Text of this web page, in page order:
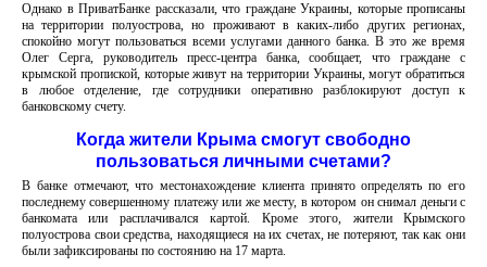
Однако в ПриватБанке рассказали, что граждане Украины, которые прописаны
на территории полуострова, но проживают в каких-либо других регионах,
спокойно могут пользоваться всеми услугами данного банка. В это же время
Олег Серга, руководитель пресс-центра банка, сообщает, что граждане с
крымской пропиской, которые живут на территории Украины, могут обратиться
в любое отделение, где сотрудники оперативно разблокируют доступ к
банковскому счету.
Когда жители Крыма смогут свободно
пользоваться личными счетами?
В банке отмечают, что местонахождение клиента принято определять по его
последнему совершенному платежу или же месту, в котором он снимал деньги с
банкомата или расплачивался картой. Кроме этого, жители Крымского
полуострова свои средства, находящиеся на их счетах, не потеряют, так как они
были зафиксированы по состоянию на 17 марта.